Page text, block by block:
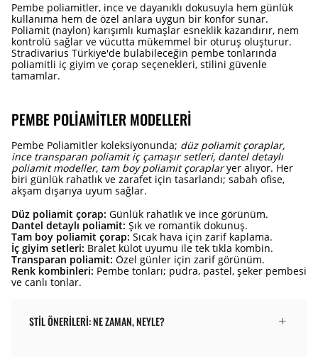
Pembe poliamitler, ince ve dayanıklı dokusuyla hem günlük
kullanıma hem de özel anlara uygun bir konfor sunar.
Poliamit (naylon) karışımlı kumaşlar esneklik kazandırır, nem
kontrolü sağlar ve vücutta mükemmel bir oturuş oluşturur.
Stradivarius Türkiye'de bulabileceğin pembe tonlarında
poliamitli iç giyim ve çorap seçenekleri, stilini güvenle
tamamlar.
PEMBE POLIAMITLER MODELLERI
Pembe Poliamitler koleksiyonunda; düz poliamit çoraplar,
ince transparan poliamit iç çamaşır setleri, dantel detaylı
poliamit modeller, tam boy poliamit çoraplaryer alıyor. Her
biri günlük rahatlık ve zarafet için tasarlandı; sabah ofise,
akşam dışarıya uyum sağlar.
Düz poliamit çorap: Günlük rahatlık ve ince görünüm.
Dantel detaylı poliamit: Şık ve romantik dokunuş.
Tam boy poliamit çorap: Sıcak hava için zarif kaplama.
İç giyim setleri: Bralet külot uyumu ile tek tıkla kombin.
Transparan poliamit: Özel günler için zarif görünüm.
Renk kombinleri: Pembe tonları; pudra, pastel, şeker pembesi
ve canlı tonlar.
STIL ÖNERILERI: NE ZAMAN, NEYLE?